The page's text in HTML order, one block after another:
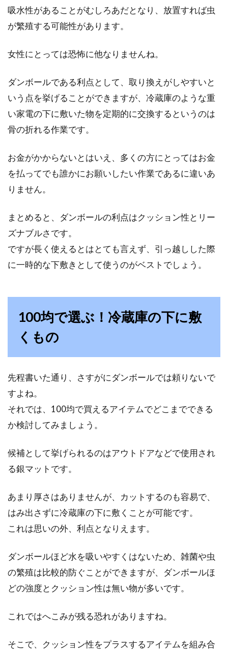
しの蛍光灯は点滅しない？
蛍光灯のスイッチを入れて、点滅しないですぐ
に明るくなったら、それはグロー球なしの蛍光
灯かもしれま...
お部屋を手軽にアレンジできる！
100均一のアイテムを紹介
近...
苦手なミシンでガタガタ縫い目！ど
ミシンが苦手という方、いらっしゃいますよ
ね。まっすぐ縫いたくても、どうしてもガタガ
部屋の天井にカビが！！カビの掃除
ジメジメとした梅雨時や結露が付く寒い冬の窓
賃貸の1人暮らしでも楽しめる！壁
を上手に使ったインテリア
実家を出て賃貸住宅での1人暮らしを始めてみ
のですよね。...
リビングをおしゃれ空間に
リビングは、家族が集まったりくつろいだりす
吸水性があることがむしろあだとなり、放置すれば虫
が繁殖する可能性があります。
女性にとっては恐怖に他なりませんね。
ダンボールである利点として、取り換えがしやすいと
いう点を挙げることができますが、冷蔵庫のような重
い家電の下に敷いた物を定期的に交換するというのは
骨の折れる作業です。
お金がかからないとはいえ、多くの方にとってはお金
を払ってでも誰かにお願いしたい作業であるに違いあ
りません。
まとめると、ダンボールの利点はクッション性とリー
ズナブルさです。
ですが長く使えるとはとても言えず、引っ越しした際
に一時的な下敷きとして使うのがベストでしょう。
100均で選ぶ！冷蔵庫の下に敷
くもの
先程書いた通り、さすがにダンボールでは頼りないで
すよね。
それでは、100均で買えるアイテムでどこまでできる
か検討してみましょう。
候補として挙げられるのはアウトドアなどで使用され
る銀マットです。
あまり厚さはありませんが、カットするのも容易で、
はみ出さずに冷蔵庫の下に敷くことが可能です。
これは思いの外、利点となりえます。
ダンボールほど水を吸いやすくはないため、雑菌や虫
の繁殖は比較的防ぐことができますが、ダンボールほ
どの強度とクッション性は無い物が多いです。
これではへこみが残る恐れがありますね。
そこで、クッション性をプラスするアイテムを組み合